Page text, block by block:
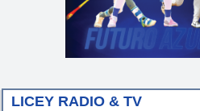
LICEY RADIO & TV